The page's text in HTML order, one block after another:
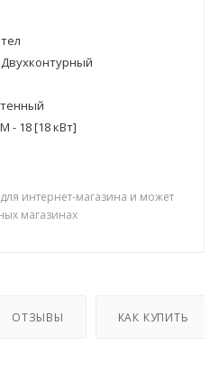
Двухконтурный
- 18 [18 кВт]
интернет-магазина и может
магазинах
ОТЗЫВЫ КАК КУПИТЬ